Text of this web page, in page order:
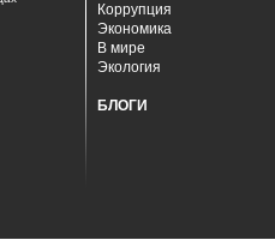
Коррупция
Экономика
В мире
Экология
БЛОГИ